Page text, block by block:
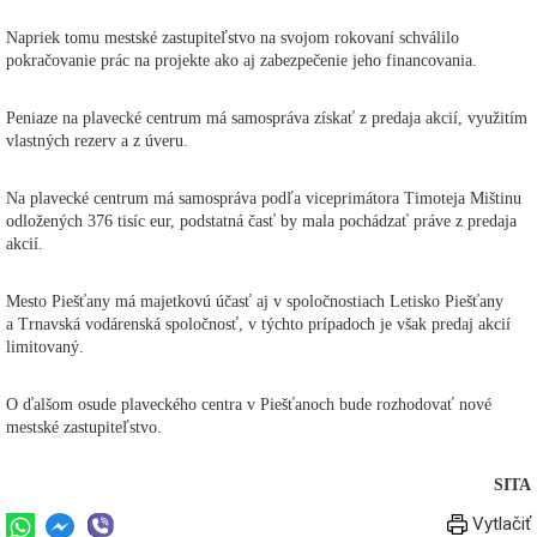
Napriek tomu mestské zastupiteľstvo na svojom rokovaní schválilo
pokračovanie prác na projekte ako aj zabezpečenie jeho financovania.
Peniaze na plavecké centrum má samospráva získať z predaja akcií, využitím
vlastných rezerv a z úveru.
Na plavecké centrum má samospráva podľa viceprimátora Timoteja Mištinu
odložených 376 tisíc eur, podstatná časť by mala pochádzať práve z predaja
akcií.
Mesto Piešťany má majetkovú účasť aj v spoločnostiach Letisko Piešťany
a Trnavská vodárenská spoločnosť, v týchto prípadoch je však predaj akcií
limitovaný.
O ďalšom osude plaveckého centra v Piešťanoch bude rozhodovať nové
mestské zastupiteľstvo.
SITA
Vytlačiť